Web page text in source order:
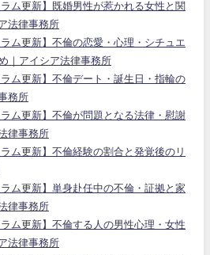
ラム更新】既婚男性が惹かれる女性と関
法律事務所
ラム更新】不倫の恋愛・心理・シチュエ
｜アイシア法律事務所
ラム更新】不倫デート・誕生日・指輪の
務所
ラム更新】不倫が問題となる法律・慰謝
律事務所
ラム更新】不倫経験の割合と発覚後のリ
ラム更新】単身赴任中の不倫・証拠と家
律事務所
ラム更新】不倫する人の男性心理・女性
法律事務所